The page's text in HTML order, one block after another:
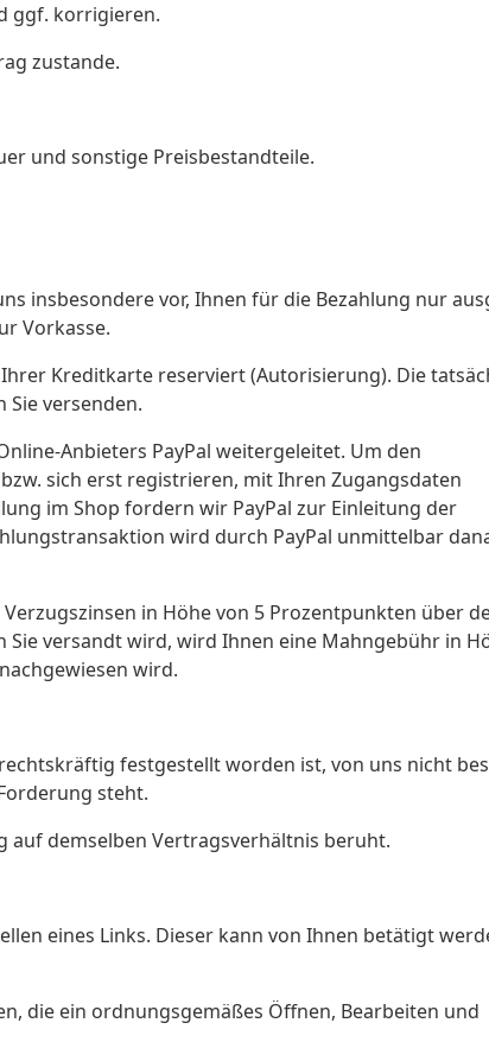
ggf. korrigieren.
zustande.
und sonstige Preisbestandteile.
insbesondere vor, Ihnen für die Bezahlung nur
Vorkasse.
Kreditkarte reserviert (Autorisierung). Die
versenden.
Anbieters PayPal weitergeleitet. Um den
sich erst registrieren, mit Ihren Zugangsdaten
im Shop fordern wir PayPal zur Einleitung der
wird durch PayPal unmittelbar
in Höhe von 5 Prozentpunkten über
versandt wird, wird Ihnen eine Mahngebühr in
wird.
festgestellt worden ist, von uns nicht
steht.
auf demselben Vertragsverhältnis beruht.
eines Links. Dieser kann von Ihnen betätigt
die ein ordnungsgemäßes Öffnen, Bearbeiten und